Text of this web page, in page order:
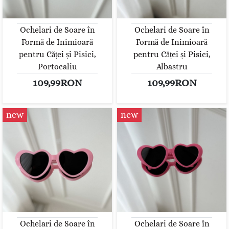
Ochelari de Soare în
Formă de Inimioară
pentru Căței și Pisici,
Portocaliu
109,99RON
Ochelari de Soare în
Formă de Inimioară
pentru Căței și Pisici,
Albastru
109,99RON
new
Ochelari de Soare în
new
Ochelari de Soare în